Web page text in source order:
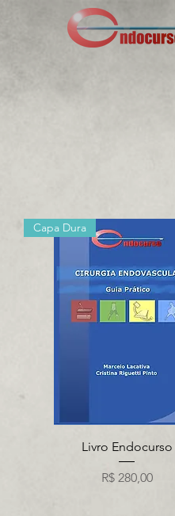
Capa Dura
Livro Endocurso
Preço
R$ 280,00